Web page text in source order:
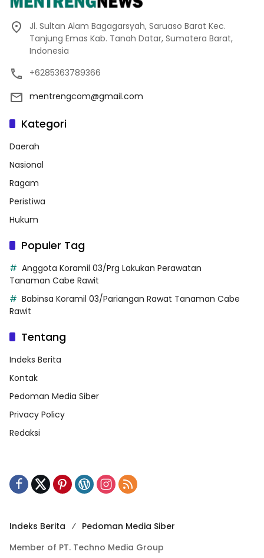
Jl. Sultan Alam Bagagarsyah, Saruaso Barat Kec.
Tanjung Emas Kab. Tanah Datar, Sumatera Barat,
Indonesia
+6285363789366
mentrengcom@gmail.com
Kategori
Daerah
Nasional
Ragam
Peristiwa
Hukum
Populer Tag
Anggota Koramil 03/Prg Lakukan Perawatan
Tanaman Cabe Rawit
Babinsa Koramil 03/Pariangan Rawat Tanaman Cabe
Rawit
Tentang
Indeks Berita
Kontak
Pedoman Media Siber
Privacy Policy
Redaksi
Indeks Berita
Pedoman Media Siber
Member of PT. Techno Media Group